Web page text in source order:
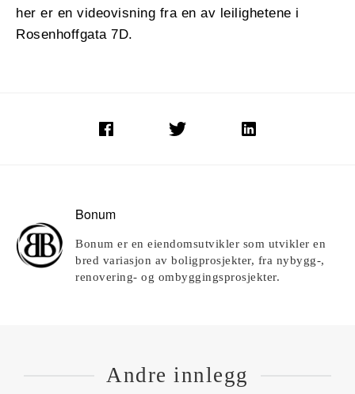
her er en videovisning fra en av leilighetene i
Rosenhoffgata 7D.
Bonum
Bonum er en eiendomsutvikler som utvikler en
bred variasjon av boligprosjekter, fra nybygg-,
renovering- og ombyggingsprosjekter.
Andre innlegg